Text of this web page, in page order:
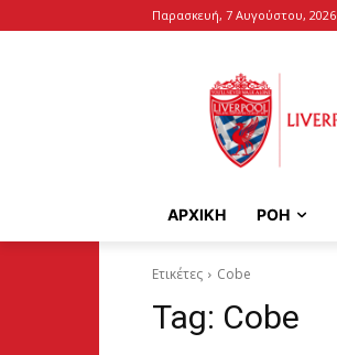
Παρασκευή, 7 Αυγούστου, 2026
ΑΡΧΙΚΉ ΡΟΗ
Ετικέτες Cobe
Tag: Cobe